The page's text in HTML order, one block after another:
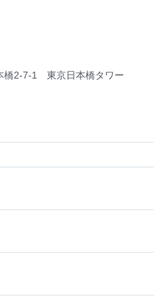
2-7-1 東京日本橋タワー